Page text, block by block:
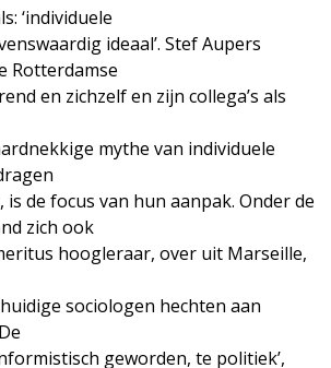
‘individuele
ideaal’. Stef Aupers
Rotterdamse
en zichzelf en zijn collega’s als
mythe van individuele
is de focus van hun aanpak. Onder de
zich ook
hoogleraar, over uit Marseille,
sociologen hechten aan
geworden, te politiek’,